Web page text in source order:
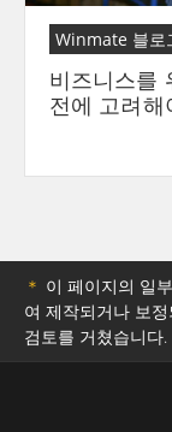
Winmate 블로
비즈니스를
전에 고려
＊ 이 페이지의 일
여 제작되거나 보
검토를 거쳤습니다.